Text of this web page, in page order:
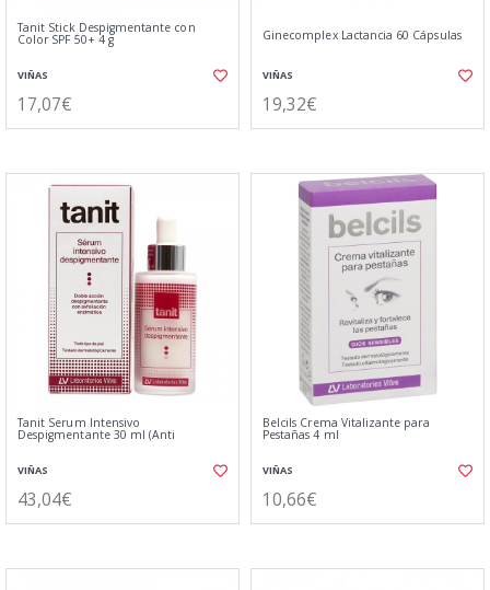
Tanit Stick Despigmentante con
Color SPF 50+ 4 g
VIÑAS
17,07€
Ginecomplex Lactancia 60 Cápsulas
VIÑAS
19,32€
Tanit Serum Intensivo
Despigmentante 30 ml (Anti
VIÑAS
43,04€
Belcils Crema Vitalizante para
Pestañas 4 ml
VIÑAS
10,66€